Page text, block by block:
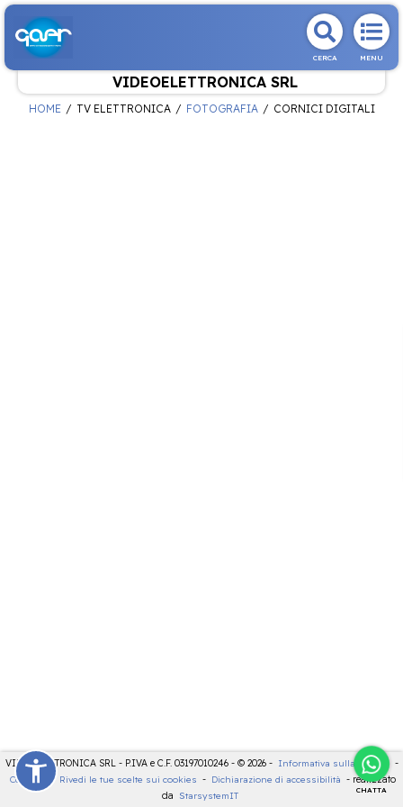
CERCA MENU
VIDEOELETTRONICA SRL
CHATTA
HOME TV ELETTRONICA FOTOGRAFIA CORNICI DIGITALI
VIDEOELETTRONICA SRL - P.IVA e C.F. 03197010246 - © 2026 - Informativa sulla privacy -
Cookies
- Rivedi le tue scelte sui cookies - Dichiarazione di accessibilità - realizzato
da
StarsystemIT